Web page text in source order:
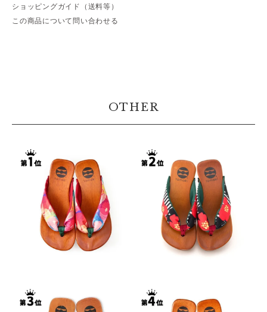
ショッピングガイド（送料等）
この商品について問い合わせる
OTHER